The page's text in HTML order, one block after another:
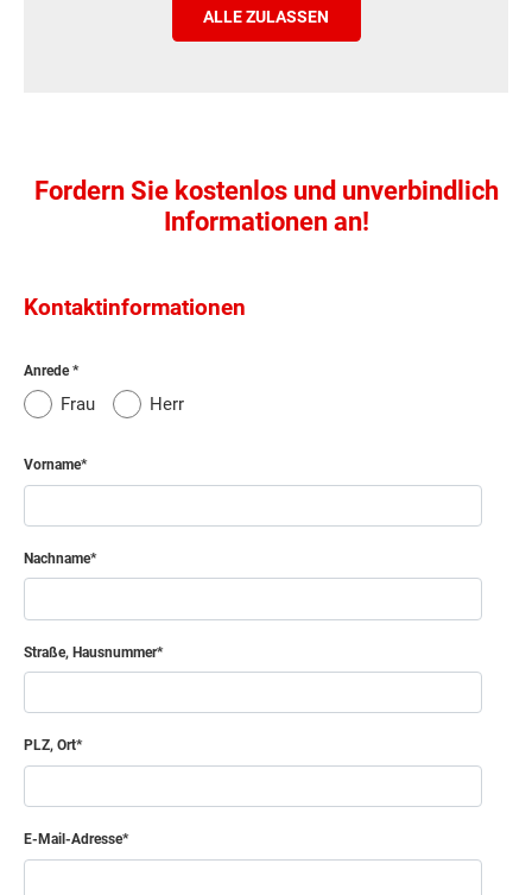
ALLE ZULASSEN
Fordern Sie kostenlos und unverbindlich
Informationen an!
Kontaktinformationen
Anrede
Frau Herr
Vorname
Nachname
Straße, Hausnummer
PLZ, Ort
E-Mail-Adresse